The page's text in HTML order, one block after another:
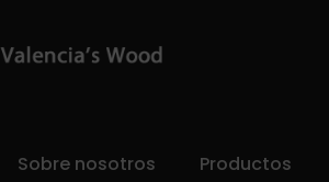
Sobre nosotros Productos